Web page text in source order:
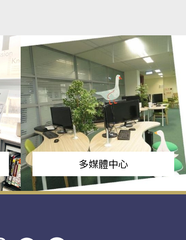
多媒體中心